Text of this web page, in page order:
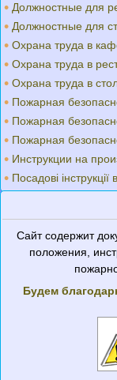
Должностные для
Должностные для
Охрана труда в
Охрана труда в
Охрана труда в
Пожарная
Пожарная
Пожарная
Инструкции на
Посадові інструкції
Сайт содержит
положения,
Будем